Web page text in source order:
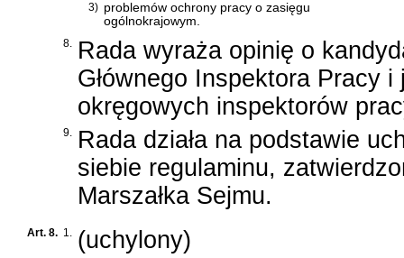
3) problemów ochrony pracy o zasięgu
ogólnokrajowym.
8. Rada wyraża opinię o
Głównego Inspektora Pracy
okręgowych inspektorów
9. Rada działa na podstawie
siebie regulaminu,
Marszałka Sejmu.
Art. 8. 1. (uchylony)